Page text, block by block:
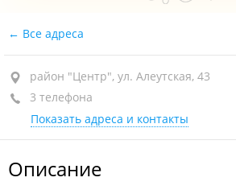
Все адреса
район "Центр", ул. Алеутская, 43
3 телефона
Показать адреса и контакты
Описание